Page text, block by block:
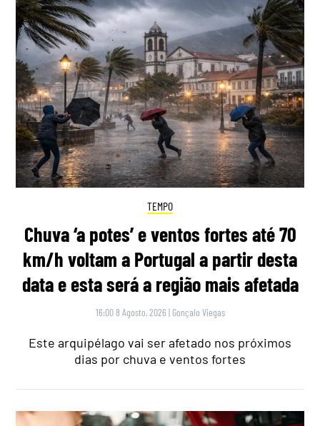
TEMPO
Chuva ‘a potes’ e ventos fortes até 70
km/h voltam a Portugal a partir desta
data e esta será a região mais afetada
16:00 8 Agosto, 2026 | Gonçalo Viegas
Este arquipélago vai ser afetado nos próximos
dias por chuva e ventos fortes